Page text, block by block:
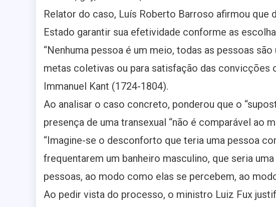
Relator do caso, Luís Roberto Barroso afirmou que
Estado garantir sua efetividade conforme as
“Nenhuma pessoa é um meio, todas as pessoas
metas coletivas ou para satisfação das
Immanuel Kant (1724-1804).
Ao analisar o caso concreto, ponderou que o
presença de uma transexual “não é comparável ao
“Imagine-se o desconforto que teria uma pessoa
frequentarem um banheiro masculino, que seria
pessoas, ao modo como elas se percebem, ao
Ao pedir vista do processo, o ministro Luiz Fux